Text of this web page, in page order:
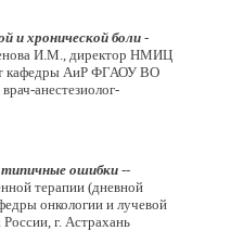
и хронической боли -
И.М., директор НМИЦ
кафедры АиР ФГАОУ ВО
анестезиолог-
типичные ошибки --
терапии (дневной
онкологии и лучевой
г. Астрахань